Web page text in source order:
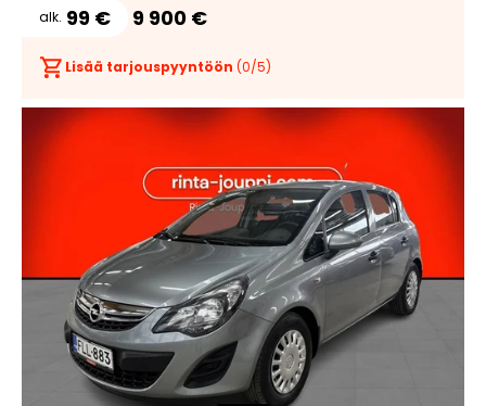
alk. 99 € 9 900 €
Lisää tarjouspyyntöön (0/5)